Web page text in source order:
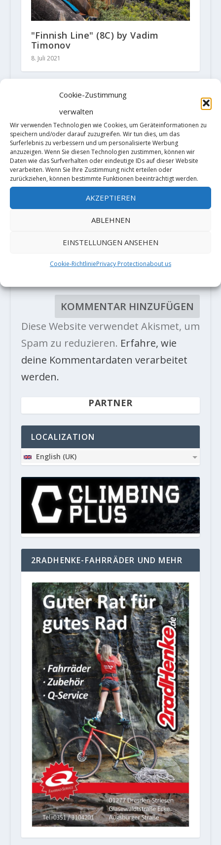
Cookie-Zustimmung
verwalten
Wir verwenden Technologien wie Cookies, um Geräteinformationen zu
speichern und/oder darauf zuzugreifen. Wir tun dies, um das
Surferlebnis zu verbessern und um personalisierte Werbung
anzuzeigen. Wenn Sie diesen Technologien zustimmen, können wir
Daten wie das Surfverhalten oder eindeutige IDs auf dieser Website
verarbeiten. Wenn Sie Ihre Zustimmung nicht erteilen oder
zurückziehen, können bestimmte Funktionen beeinträchtigt werden.
AKZEPTIEREN
ABLEHNEN
EINSTELLUNGEN ANSEHEN
Cookie-RichtliniePrivacy Protectionabout us
"Finnish Line" (8C) by Vadim
Timonov
8. Juli 2021
HINTERLASSE EINE ANTWORT
Deine E-Mail-Adresse wird nicht
veröffentlicht.Erforderliche Felder
sind mit*markiert
Diese Website verwendet Akismet, um
Spam zu reduzieren. Erfahre, wie
deine Kommentardaten verarbeitet
werden.
PARTNER
LOCALIZATION
English (UK)
2RADHENKE-FAHRRÄDER UND MEHR